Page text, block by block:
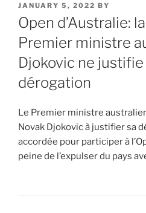
POSTED
ON
JANUARY 5, 2022 BY
Open d’Australie:
Premier ministre
Djokovic ne justifie
dérogation
Le Premier ministre
Novak Djokovic à justifier sa
accordée pour participer à
peine de l’expulser du pays